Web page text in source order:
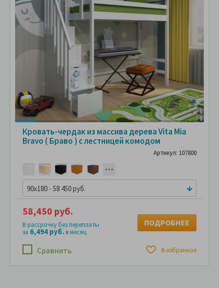
Кровать-чердак из массива дерева Vita Mia
Bravo ( Браво ) с лестницей комодом
Артикул: 107800
90x180 - 58 450 руб.
Сравнить В избранное
58,450 руб.
В рассрочку без переплаты
за 6,494 руб.в месяц
ПОДРОБНЕЕ